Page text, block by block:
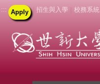
::: Apply | 招生與入學 校務系統